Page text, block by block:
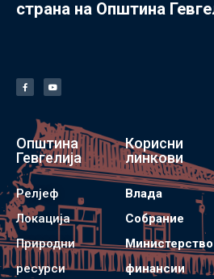
страна на Општина
Општина
Гевгелија
Релјеф
Локација
Природни
ресурси
Корисни
линкови
Влада
Собрание
Министерство
финансии